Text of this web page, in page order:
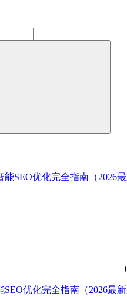
优化完全指南（2026最新